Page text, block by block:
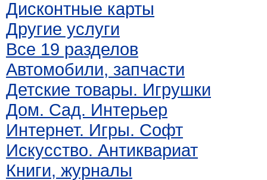
Дисконтные карты
Другие услуги
Все 19 разделов
Автомобили, запчасти
Детские товары. Игрушки
Дом. Сад. Интерьер
Интернет. Игры. Софт
Искусство. Антиквариат
Книги, журналы